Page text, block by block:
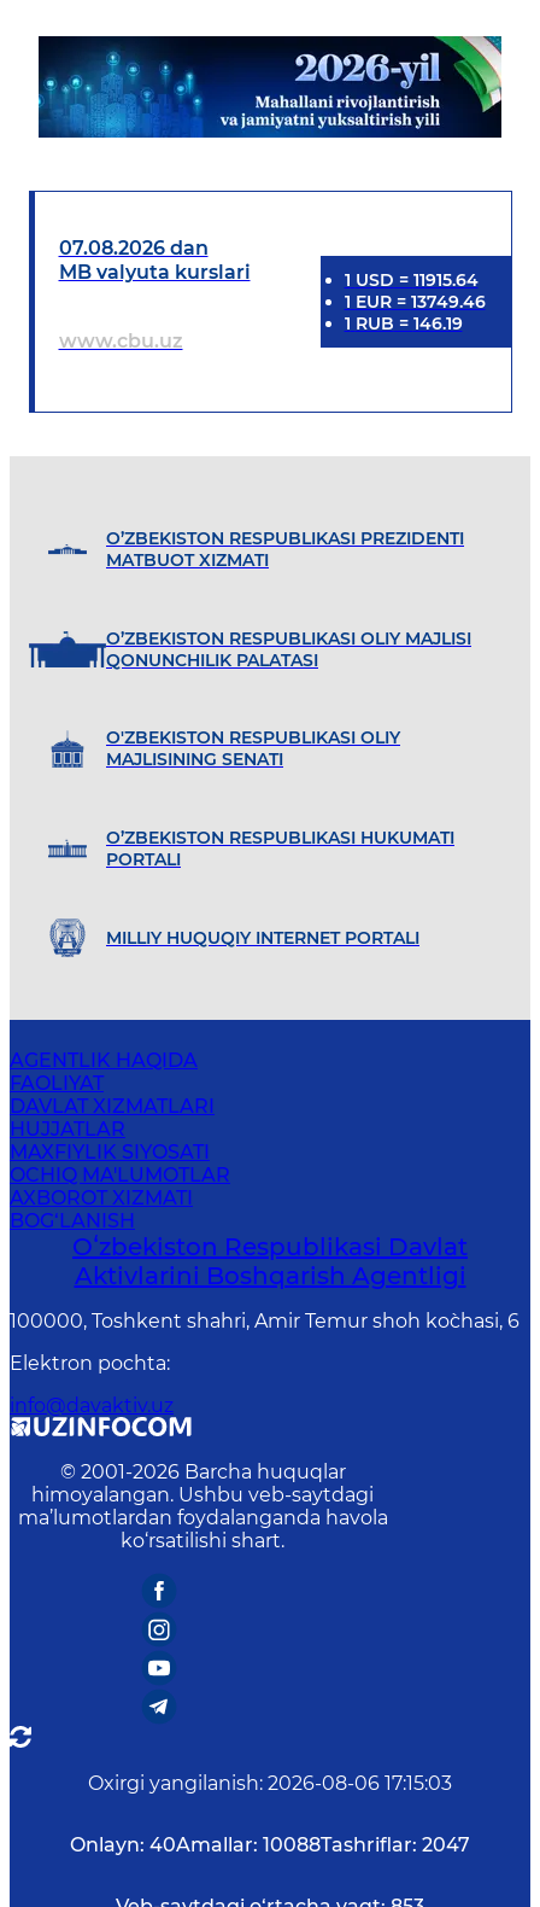
07.08.2026 dan
MB valyuta kurslari
www.cbu.uz
1 USD = 11915.64
1 EUR= 13749.46
1 RUB = 146.19
O’ZBEKISTON RESPUBLIKASI PREZIDENTI
MATBUOT XIZMATI
O’ZBEKISTON RESPUBLIKASI OLIY MAJLISI
QONUNCHILIK PALATASI
O'ZBEKISTON RESPUBLIKASI OLIY
MAJLISINING SENATI
O’ZBEKISTON RESPUBLIKASI HUKUMATI
PORTALI
MILLIY HUQUQIY INTERNET PORTALI
AGENTLIK HAQIDA
FAOLIYAT
DAVLAT XIZMATLARI
HUJJATLAR
MAXFIYLIK SIYOSATI
OCHIQ MA'LUMOTLAR
AXBOROT XIZMATI
BOG‘LANISH
Oʻzbekiston Respublikasi Davlat
Aktivlarini Boshqarish Agentligi
100000, Toshkent shahri, Amir Temur shoh ko`chasi, 6
Elektron pochta:
info@davaktiv.uz
© 2001-2026 Barcha huquqlar
himoyalangan. Ushbu veb-saytdagi
ma’lumotlardan foydalanganda havola
ko‘rsatilishi shart.
Oxirgi yangilanish: 2026-08-06 17:15:03
Onlayn: 40Amallar: 10088Tashriflar: 2047